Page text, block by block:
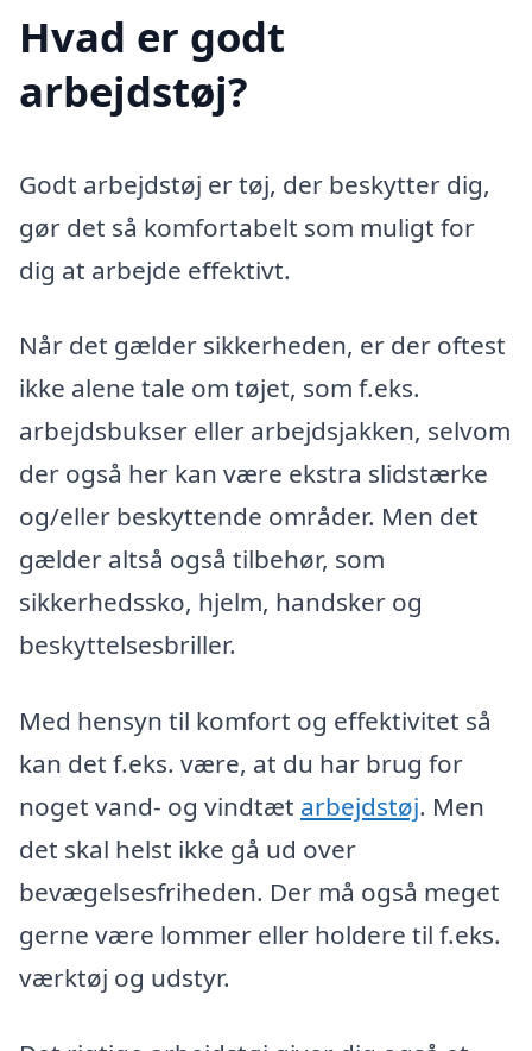
Hvad er godt
arbejdstøj?
Godt arbejdstøj er tøj, der beskytter dig,
gør det så komfortabelt som muligt for
dig at arbejde effektivt.
Når det gælder sikkerheden, er der oftest
ikke alene tale om tøjet, som f.eks.
arbejdsbukser eller arbejdsjakken, selvom
der også her kan være ekstra slidstærke
og/eller beskyttende områder. Men det
gælder altså også tilbehør, som
sikkerhedssko, hjelm, handsker og
beskyttelsesbriller.
Med hensyn til komfort og effektivitet så
kan det f.eks. være, at du har brug for
noget vand- og vindtæt arbejdstøj. Men
det skal helst ikke gå ud over
bevægelsesfriheden. Der må også meget
gerne være lommer eller holdere til f.eks.
værktøj og udstyr.